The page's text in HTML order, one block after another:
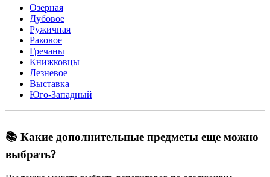
Озерная
Дубовое
Ружичная
Раковое
Гречаны
Книжковцы
Лезневое
Выставка
Юго-Западный
📚 Какие дополнительные предметы еще можно
выбрать?